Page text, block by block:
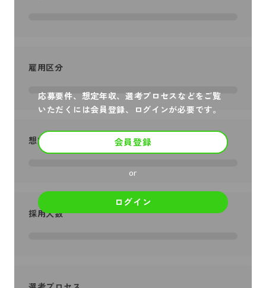
応募要件、想定年収、選考プロセスなどをご覧
いただくには会員登録、ログインが必要です。
会員登録
or
ログイン
雇用区分
想定年収
採用人数